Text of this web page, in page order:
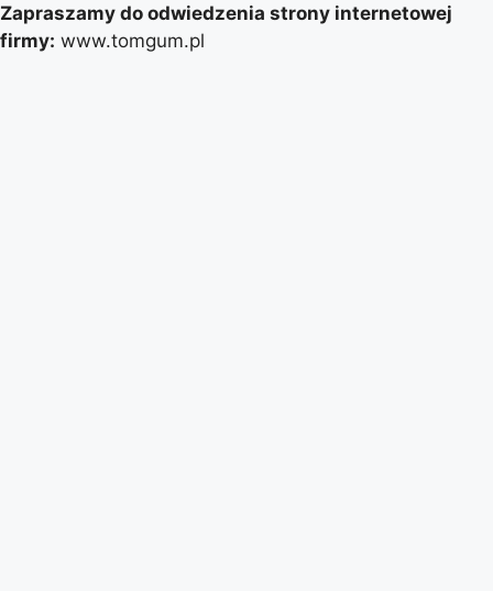
Zapraszamy do odwiedzenia strony internetowej
firmy: www.tomgum.pl